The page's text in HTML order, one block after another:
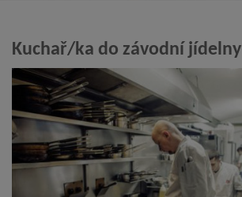
Kuchař/ka do závodní jídelny